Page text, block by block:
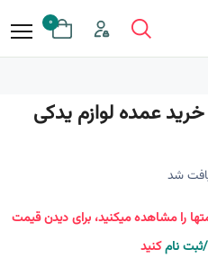
0
عمده لوازم یدکی
شد
را مشاهده میکنید، برای دیدن قیمت
ثبت نامکنید